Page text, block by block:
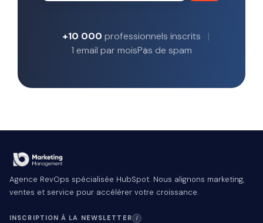
+10 000 professionnels inscrits
1 email par moisPas de spam
Agence RevOps spécialisée HubSpot. Nous alignons marketing,
ventes et service pour accélérer votre croissance.
INSCRIPTION À LA NEWSLETTER I